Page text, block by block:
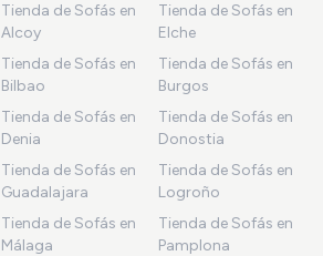
Tienda de Sofás en
Alcoy
Tienda de Sofás en
Elche
Tienda de Sofás en
Bilbao
Tienda de Sofás en
Burgos
Tienda de Sofás en
Denia
Tienda de Sofás en
Donostia
Tienda de Sofás en
Guadalajara
Tienda de Sofás en
Logroño
Tienda de Sofás en
Málaga
Tienda de Sofás en
Pamplona